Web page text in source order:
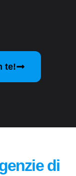
te!
di